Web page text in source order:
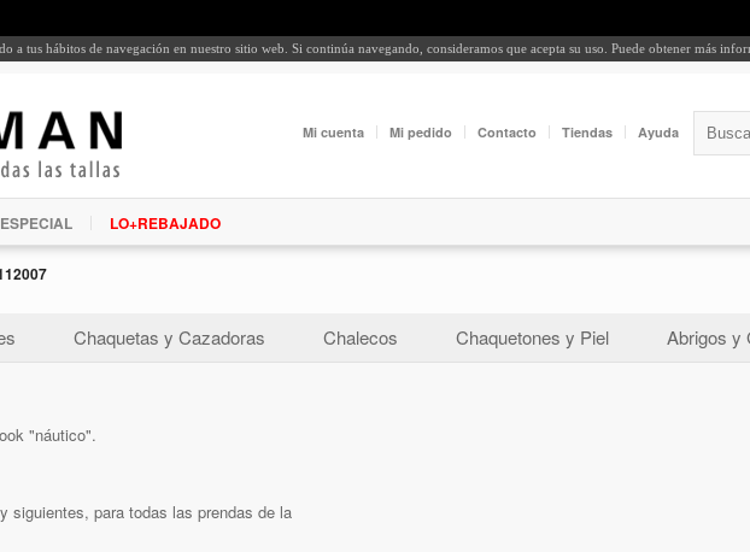
a tus hábitos de navegación en nuestro sitio web. Si continúa navegando, consideramos que acepta su uso. Puede obtener más
Mi cuenta Mi pedido Contacto Tiendas Ayuda
LO+REBAJADO
Chaquetas y Cazadoras Chalecos Chaquetones y Piel Abrigos y
"náutico".
siguientes, para todas las prendas de la